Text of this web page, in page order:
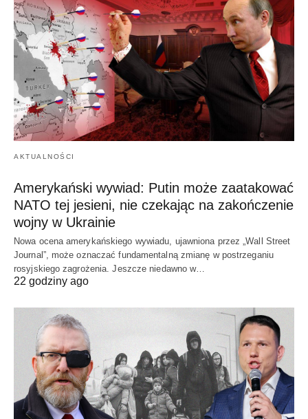
AKTUALNOŚCI
Amerykański wywiad: Putin może zaatakować
NATO tej jesieni, nie czekając na zakończenie
wojny w Ukrainie
Nowa ocena amerykańskiego wywiadu, ujawniona przez „Wall Street
Journal”, może oznaczać fundamentalną zmianę w postrzeganiu
rosyjskiego zagrożenia. Jeszcze niedawno w…
22 godziny ago